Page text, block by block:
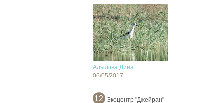
Адылова Дина
06/05/2017
12 Экоцентр "Джейран"